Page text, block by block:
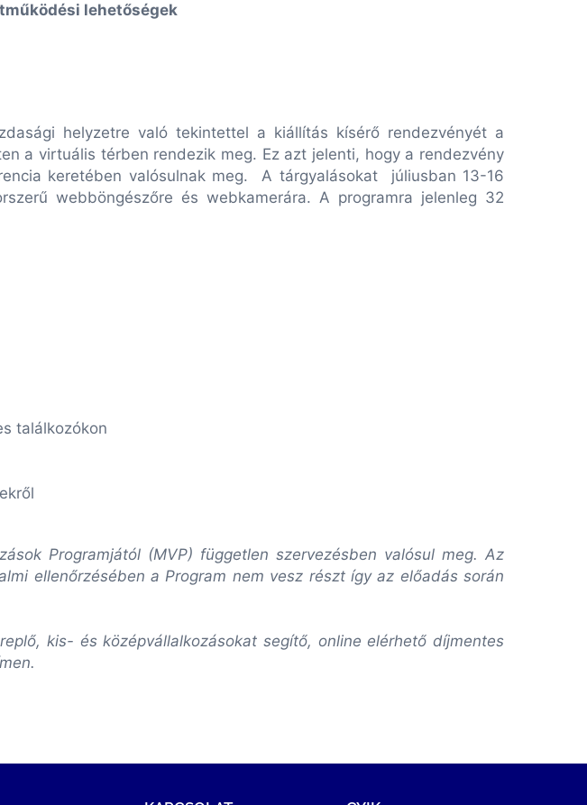
lehetőségek
helyzetre való tekintettel a kiállítás kísérő rendezvényét a
a virtuális térben rendezik meg. Ez azt jelenti, hogy a rendezvény
keretében valósulnak meg. A tárgyalásokat júliusban 13-16
webböngészőre és webkamerára. A programra jelenleg 32
találkozókon
Programjától (MVP) független szervezésben valósul meg. Az
ellenőrzésében a Program nem vesz részt így az előadás során
kis- és középvállalkozásokat segítő, online elérhető díjmentes